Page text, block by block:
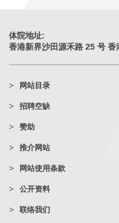
体院地址:
香港新界沙田源禾路 25 号 香
网站目录
招聘空缺
赞助
推介网站
网站使用条款
公开资料
联络我们